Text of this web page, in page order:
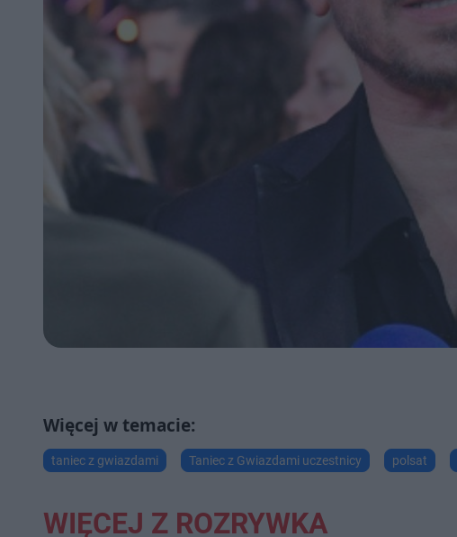
taniec z gwiazdami Taniec z Gwiazdami uczestnicy polsat
WIĘCEJ Z ROZRYWKA